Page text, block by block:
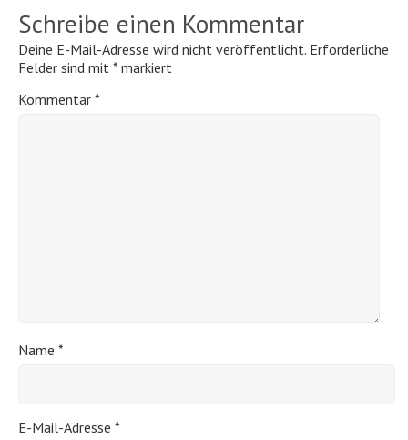
Schreibe einen Kommentar
Deine E-Mail-Adresse wird nicht veröffentlicht. Erforderliche
Felder sind mit * markiert
Kommentar *
Name *
E-Mail-Adresse *